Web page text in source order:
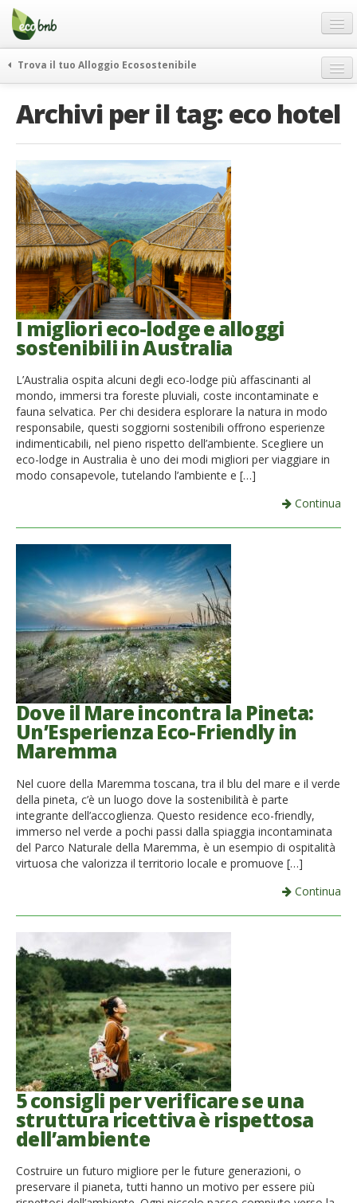
Menu
Salta
contenuto
Offerte Speciali
Regali
FAQ
Chi Siamo
Partner
Contatti
Italiano
German
English
Spanish
French
Italiano
Trova il tuo Alloggio Ecosostenibile
itinerari
vivere e viaggiare verde
news ed eventi
ecohotel
rassegna stampa
Archivi per il tag:eco hotel
I migliori eco-lodge e alloggi
sostenibili in Australia
L’Australia ospita alcuni degli eco-lodge più affascinanti al
mondo, immersi tra foreste pluviali, coste incontaminate e
fauna selvatica. Per chi desidera esplorare la natura in modo
responsabile, questi soggiorni sostenibili offrono esperienze
indimenticabili, nel pieno rispetto dell’ambiente. Scegliere un
eco-lodge in Australia è uno dei modi migliori per viaggiare in
modo consapevole, tutelando l’ambiente e […]
Continua
Dove il Mare incontra la Pineta:
Un’Esperienza Eco-Friendly in
Maremma
Nel cuore della Maremma toscana, tra il blu del mare e il verde
della pineta, c’è un luogo dove la sostenibilità è parte
integrante dell’accoglienza. Questo residence eco-friendly,
immerso nel verde a pochi passi dalla spiaggia incontaminata
del Parco Naturale della Maremma, è un esempio di ospitalità
virtuosa che valorizza il territorio locale e promuove […]
Continua
5 consigli per verificare se una
struttura ricettiva è rispettosa
dell’ambiente
Costruire un futuro migliore per le future generazioni, o
preservare il pianeta, tutti hanno un motivo per essere più